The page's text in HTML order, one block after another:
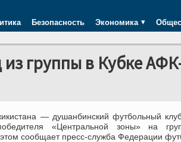
Безопасность Экономика
группы в Кубке
— душанбинский футбольный
«Центральной зоны» на
сообщает пресс-служба Федерации